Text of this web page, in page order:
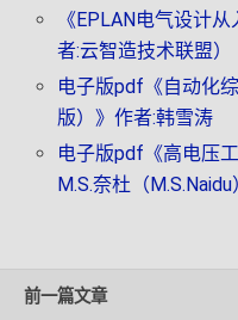
《EPLAN电气设计
者:云智造技术联盟）
电子版pdf《自动化
版）》作者:韩雪涛
电子版pdf《高电压
M.S.奈杜（
前一篇文章